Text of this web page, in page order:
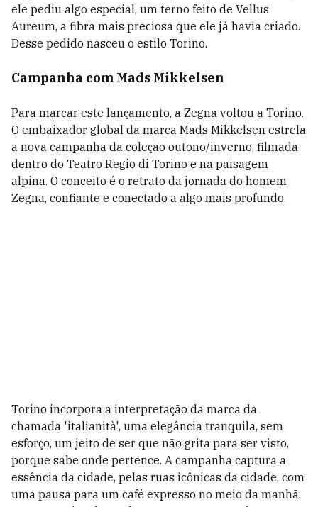
ele pediu algo especial, um terno feito de Vellus
Aureum, a fibra mais preciosa que ele já havia criado.
Desse pedido nasceu o estilo Torino.
Campanha com Mads Mikkelsen
Para marcar este lançamento, a Zegna voltou a Torino.
O embaixador global da marca Mads Mikkelsen estrela
a nova campanha da coleção outono/inverno, filmada
dentro do Teatro Regio di Torino e na paisagem
alpina. O conceito é o retrato da jornada do homem
Zegna, confiante e conectado a algo mais profundo.
Torino incorpora a interpretação da marca da
chamada 'italianità', uma elegância tranquila, sem
esforço, um jeito de ser que não grita para ser visto,
porque sabe onde pertence. A campanha captura a
essência da cidade, pelas ruas icônicas da cidade, com
uma pausa para um café expresso no meio da manhã.